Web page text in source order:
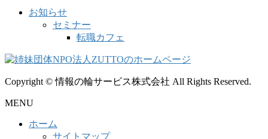
お知らせ
セミナー
転職カフェ
Copyright © 情報の輪サービス株式会社 All Rights Reserved.
MENU
ホーム
サイトマップ